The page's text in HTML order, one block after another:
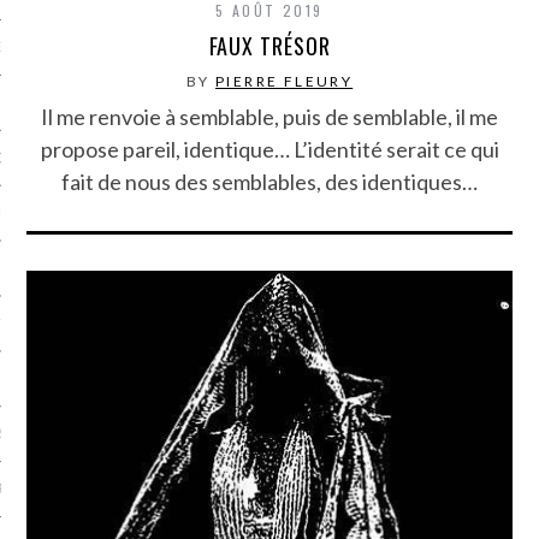
EN VOD
5 AOÛT 2019
FAUX TRÉSOR
BY PIERRE FLEURY
Il me renvoie à semblable, puis de semblable, il me
propose pareil, identique… L’identité serait ce qui
fait de nous des semblables, des identiques…